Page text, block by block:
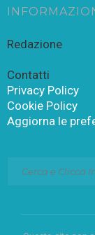
Redazione
Contatti
Privacy Policy
Cookie Policy
Aggiorna le